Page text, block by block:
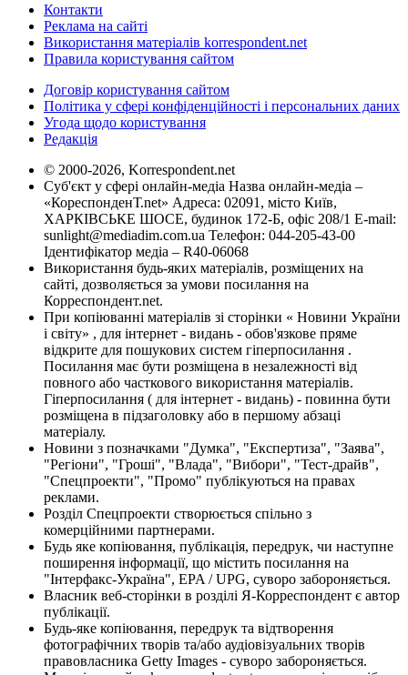
Контакти
Реклама на сайті
Використання матеріалів korrespondent.net
Правила користування сайтом
Договір користування сайтом
Політика у сфері конфіденційності і персональних даних
Угода щодо користування
Редакція
© 2000-2026, Korrespondent.net
Суб'єкт у сфері онлайн-медіа Назва онлайн-медіа –
«КореспонденТ.net» Адреса: 02091, місто Київ,
ХАРКІВСЬКЕ ШОСЕ, будинок 172-Б, офіс 208/1 E-mail:
sunlight@mediadim.com.ua Телефон: 044-205-43-00
Ідентифікатор медіа – R40-06068
Використання будь-яких матеріалів, розміщених на
сайті, дозволяється за умови посилання на
Корреспондент.net.
При копіюванні матеріалів зі сторінки « Новини України
і світу» , для інтернет - видань - обов'язкове пряме
відкрите для пошукових систем гіперпосилання .
Посилання має бути розміщена в незалежності від
повного або часткового використання матеріалів.
Гіперпосилання ( для інтернет - видань) - повинна бути
розміщена в підзаголовку або в першому абзаці
матеріалу.
Новини з позначками "Думка", "Експертиза", "Заява",
"Регіони", "Гроші", "Влада", "Вибори", "Тест-драйв",
"Спецпроекти", "Промо" публікуються на правах
реклами.
Розділ Спецпроекти створюється спільно з
комерційними партнерами.
Будь яке копіювання, публікація, передрук, чи наступне
поширення інформації, що містить посилання на
"Інтерфакс-Україна", EPA / UPG, суворо забороняється.
Власник веб-сторінки в розділі Я-Корреспондент є автор
публікації.
Будь-яке копіювання, передрук та відтворення
фотографічних творів та/або аудіовізуальних творів
правовласника Getty Images - суворо забороняється.